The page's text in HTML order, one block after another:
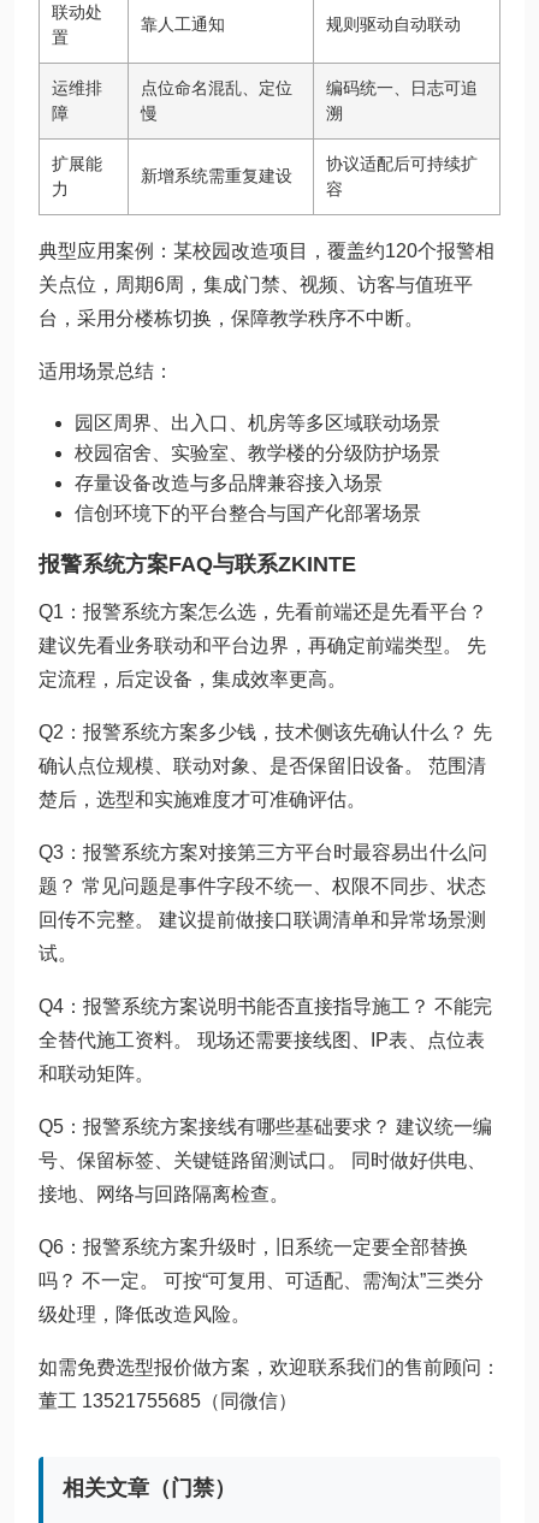
联动处
置
靠人工通知 规则驱动自动联动
运维排
障
点位命名混乱、定位
慢
编码统一、日志可追
溯
扩展能
力
新增系统需重复建设
协议适配后可持续扩
容
典型应用案例：某校园改造项目，覆盖约120个报警相
关点位，周期6周，集成门禁、视频、访客与值班平
台，采用分楼栋切换，保障教学秩序不中断。
适用场景总结：
园区周界、出入口、机房等多区域联动场景
校园宿舍、实验室、教学楼的分级防护场景
存量设备改造与多品牌兼容接入场景
信创环境下的平台整合与国产化部署场景
报警系统方案FAQ与联系ZKINTE
Q1：报警系统方案怎么选，先看前端还是先看平台？
建议先看业务联动和平台边界，再确定前端类型。 先
定流程，后定设备，集成效率更高。
Q2：报警系统方案多少钱，技术侧该先确认什么？ 先
确认点位规模、联动对象、是否保留旧设备。 范围清
楚后，选型和实施难度才可准确评估。
Q3：报警系统方案对接第三方平台时最容易出什么问
题？ 常见问题是事件字段不统一、权限不同步、状态
回传不完整。 建议提前做接口联调清单和异常场景测
试。
Q4：报警系统方案说明书能否直接指导施工？ 不能完
全替代施工资料。 现场还需要接线图、IP表、点位表
和联动矩阵。
Q5：报警系统方案接线有哪些基础要求？ 建议统一编
号、保留标签、关键链路留测试口。 同时做好供电、
接地、网络与回路隔离检查。
Q6：报警系统方案升级时，旧系统一定要全部替换
吗？ 不一定。 可按“可复用、可适配、需淘汰”三类分
级处理，降低改造风险。
如需免费选型报价做方案，欢迎联系我们的售前顾问：
董工 13521755685（同微信）
相关文章（门禁）